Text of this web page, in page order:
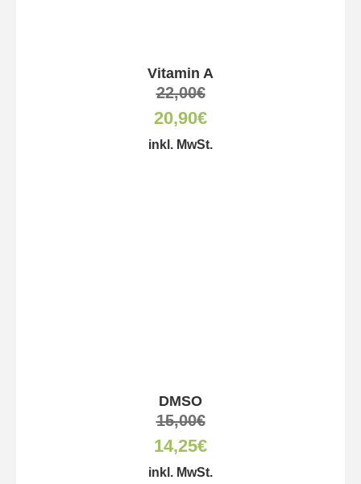
Vitamin A
22,00€
20,90€
inkl. MwSt.
DMSO
15,00€
14,25€
inkl. MwSt.